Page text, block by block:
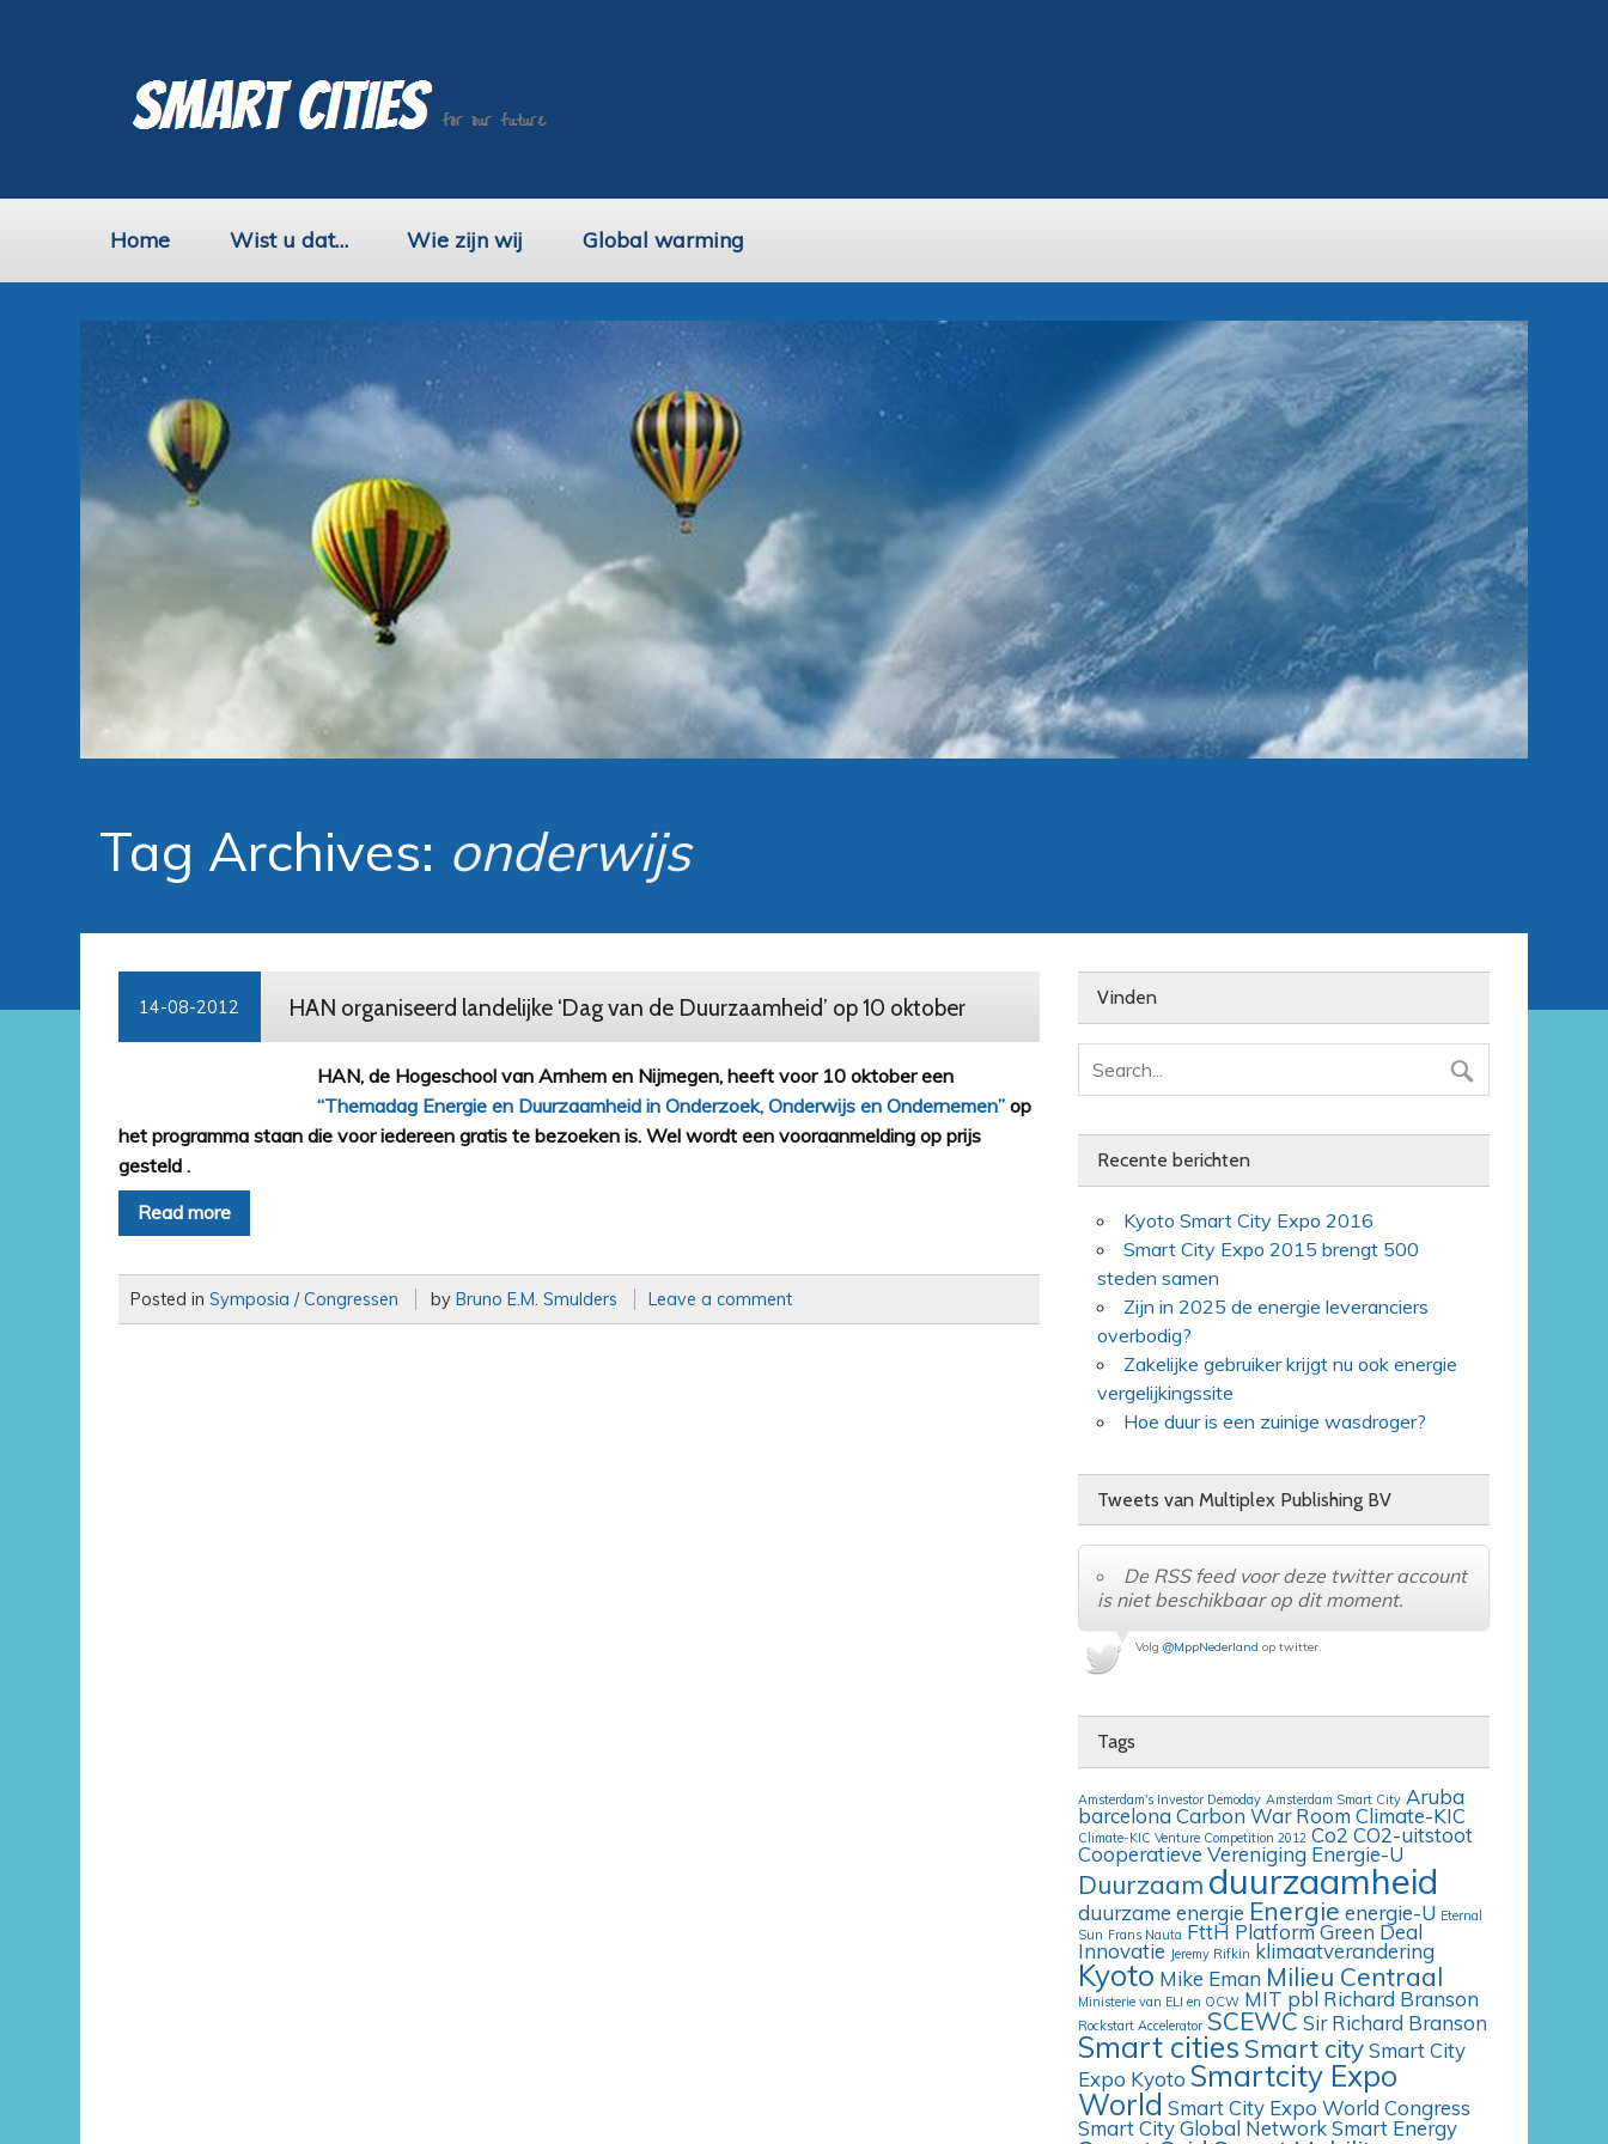
Home Wist u dat… Wie zijn wij Global warming
Tag Archives: onderwijs
14-08-2012 HAN organiseerd landelijke ‘Dag van de Duurzaamheid’ op 10 oktober
HAN, de Hogeschool van Arnhem en Nijmegen, heeft voor 10 oktober een
“Themadag Energie en Duurzaamheid in Onderzoek, Onderwijs en Ondernemen” op
het programma staan die voor iedereen gratis te bezoeken is. Wel wordt een vooraanmelding op prijs
gesteld .
Read more
Posted inSymposia / Congressen by Bruno E.M. Smulders Leave a comment
Vinden
Recente berichten
Kyoto Smart City Expo 2016
Smart City Expo 2015 brengt 500
steden samen
Zijn in 2025 de energie leveranciers
overbodig?
Zakelijke gebruiker krijgt nu ook energie
vergelijkingssite
Hoe duur is een zuinige wasdroger?
Tweets van Multiplex Publishing BV
De RSS feed voor deze twitter account
is niet beschikbaar op dit moment.
Volg @MppNederland op twitter.
Tags
Amsterdam's Investor Demoday Amsterdam Smart City Aruba
barcelona Carbon War Room Climate-KIC
Climate-KIC Venture Competition 2012 Co2 CO2-uitstoot
Cooperatieve Vereniging Energie-U
Duurzaam duurzaamheid
duurzame energie Energie energie-U Eternal
Sun Frans Nauta FttH PlatformGreen Deal
Innovatie Jeremy Rifkin klimaatverandering
Kyoto Mike Eman Milieu Centraal
Ministerie van ELI en OCW MIT pbl Richard Branson
Rockstart Accelerator SCEWC Sir Richard Branson
Smart cities Smart citySmart City
Expo Kyoto Smartcity Expo
World Smart City Expo World Congress
Smart City Global NetworkSmart Energy